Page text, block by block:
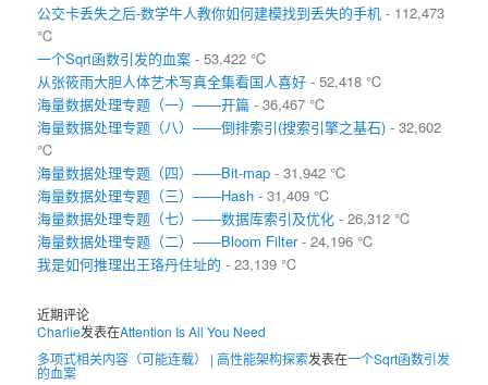
公交卡丢失之后-数学牛人教你如何建模找到丢失的手机 - 112,473
℃
一个Sqrt函数引发的血案 - 53,422 ℃
从张筱雨大胆人体艺术写真全集看国人喜好 - 52,418 ℃
海量数据处理专题（一）——开篇 - 36,467 ℃
海量数据处理专题（八）——倒排索引(搜索引擎之基石) - 32,602
℃
海量数据处理专题（四）——Bit-map - 31,942 ℃
海量数据处理专题（三）——Hash - 31,409 ℃
海量数据处理专题（七）——数据库索引及优化 - 26,312 ℃
海量数据处理专题（二）——Bloom Filter- 24,196 ℃
我是如何推理出王珞丹住址的 - 23,139 ℃
近期评论
Charlie发表在Attention Is All You Need
多项式相关内容（可能连载） | 高性能架构探索发表在一个Sqrt函数引发
的血案